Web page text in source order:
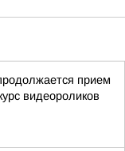
прием
видеороликов